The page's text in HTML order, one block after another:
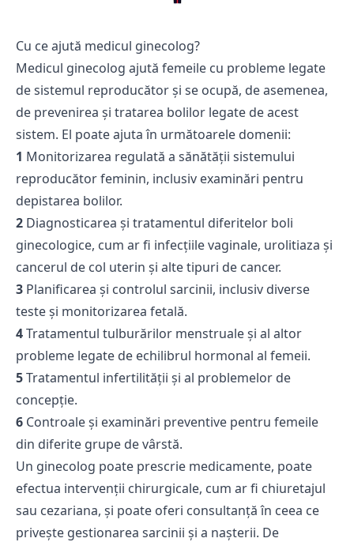
Cu ce ajută medicul ginecolog?
Medicul ginecolog ajută femeile cu probleme legate
de sistemul reproducător și se ocupă, de asemenea,
de prevenirea și tratarea bolilor legate de acest
sistem. El poate ajuta în următoarele domenii:
1 Monitorizarea regulată a sănătății sistemului
reproducător feminin, inclusiv examinări pentru
depistarea bolilor.
2 Diagnosticarea și tratamentul diferitelor boli
ginecologice, cum ar fi infecțiile vaginale, urolitiaza și
cancerul de col uterin și alte tipuri de cancer.
3 Planificarea și controlul sarcinii, inclusiv diverse
teste și monitorizarea fetală.
4Tratamentul tulburărilor menstruale și al altor
probleme legate de echilibrul hormonal al femeii.
5Tratamentul infertilității și al problemelor de
concepție.
6 Controale și examinări preventive pentru femeile
din diferite grupe de vârstă.
Un ginecolog poate prescrie medicamente, poate
efectua intervenții chirurgicale, cum ar fi chiuretajul
sau cezariana, și poate oferi consultanță în ceea ce
privește gestionarea sarcinii și a nașterii. De